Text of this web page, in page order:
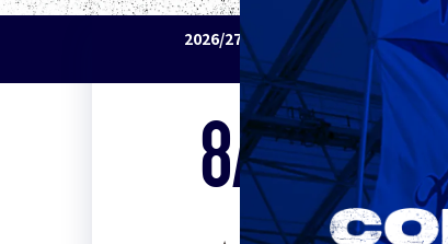
2026/27明治安田J1リーグ アビスパ福
岡 vs セレッソ大阪
8/15Sat. 19:00